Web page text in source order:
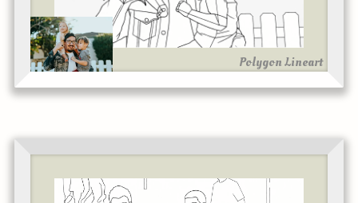
Polygon Lineart